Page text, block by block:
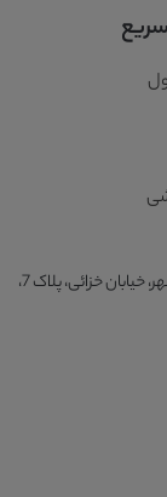
تهران، اتوبان آزادگان، شهرک صنعتی چهار دانگه، گلشهر، خیابان خزائی، پلاک 7،